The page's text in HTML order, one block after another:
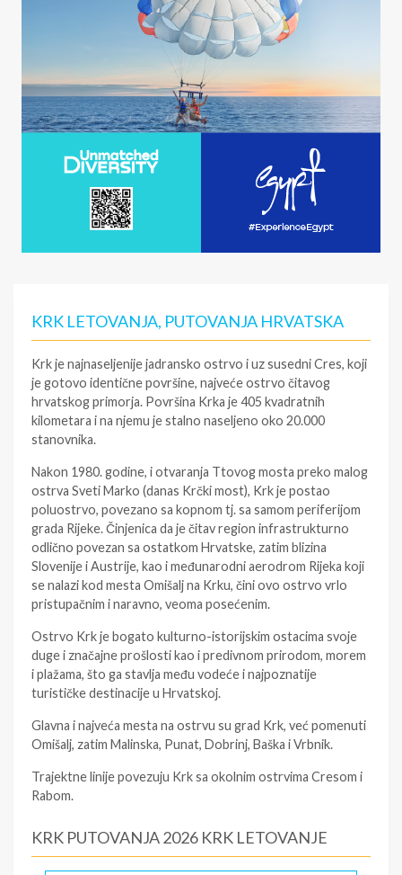
KRK LETOVANJA, PUTOVANJA HRVATSKA
Krk je najnaseljenije jadransko ostrvo i uz susedni Cres, koji
je gotovo identične površine, najveće ostrvo čitavog
hrvatskog primorja. Površina Krka je 405 kvadratnih
kilometara i na njemu je stalno naseljeno oko 20.000
stanovnika.
Nakon 1980. godine, i otvaranja Ttovog mosta preko malog
ostrva Sveti Marko (danas Krčki most), Krk je postao
poluostrvo, povezano sa kopnom tj. sa samom periferijom
grada Rijeke. Činjenica da je čitav region infrastrukturno
odlično povezan sa ostatkom Hrvatske, zatim blizina
Slovenije i Austrije, kao i međunarodni aerodrom Rijeka koji
se nalazi kod mesta Omišalj na Krku, čini ovo ostrvo vrlo
pristupačnim i naravno, veoma posećenim.
Ostrvo Krk je bogato kulturno-istorijskim ostacima svoje
duge i značajne prošlosti kao i predivnom prirodom, morem
i plažama, što ga stavlja među vodeće i najpoznatije
turističke destinacije u Hrvatskoj.
Glavna i najveća mesta na ostrvu su grad Krk, već pomenuti
Omišalj, zatim Malinska, Punat, Dobrinj, Baška i Vrbnik.
Trajektne linije povezuju Krk sa okolnim ostrvima Cresom i
Rabom.
KRK PUTOVANJA 2026 KRK LETOVANJE